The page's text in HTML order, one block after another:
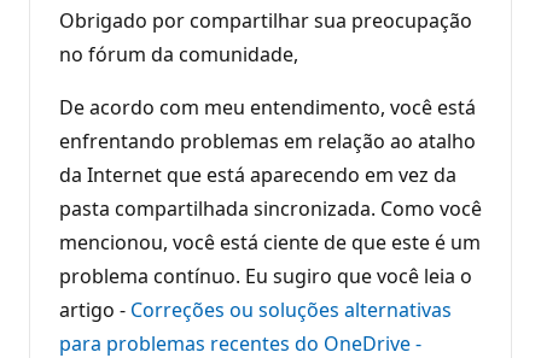
Obrigado por compartilhar sua preocupação
no fórum da comunidade,
De acordo com meu entendimento, você está
enfrentando problemas em relação ao atalho
da Internet que está aparecendo em vez da
pasta compartilhada sincronizada. Como você
mencionou, você está ciente de que este é um
problema contínuo. Eu sugiro que você leia o
artigo - Correções ou soluções alternativas
para problemas recentes do OneDrive -